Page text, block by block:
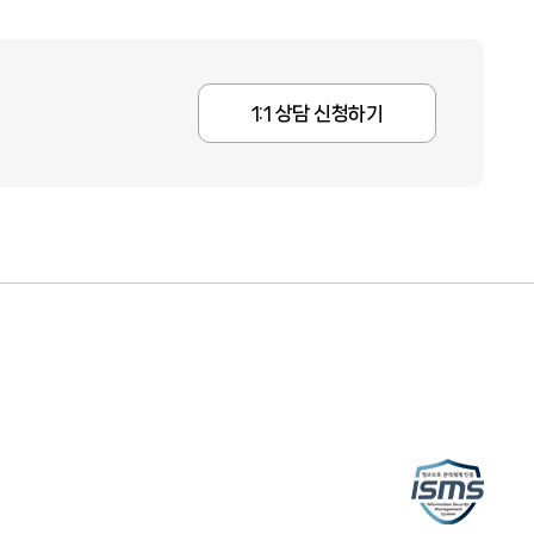
1:1 상담 신청하기